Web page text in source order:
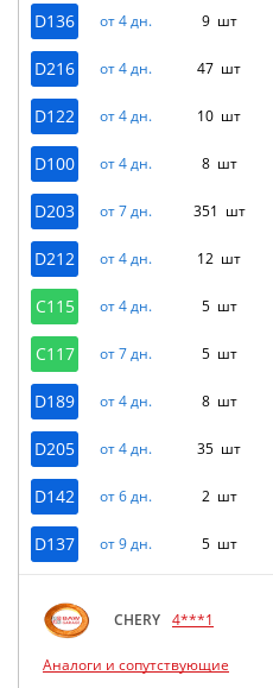
D136 от 4 дн. 9 шт
D216 от 4 дн. 47 шт
D122 от 4 дн. 10 шт
D100 от 4 дн. 8 шт
D203 от 7 дн. 351 шт
D212 от 4 дн. 12 шт
C115 от 4 дн. 5 шт
C117 от 7 дн. 5 шт
D189 от 4 дн. 8 шт
D205 от 4 дн. 35 шт
D142 от 6 дн. 2 шт
D137 от 9 дн. 5 шт
CHERY 4***1
Аналоги и сопутствующие